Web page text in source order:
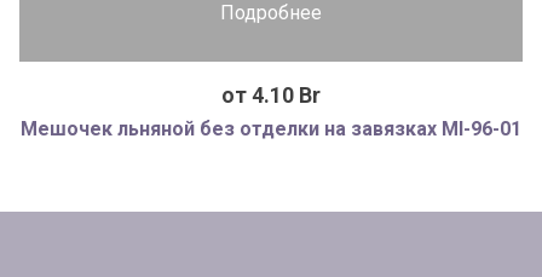
Подробнее
от 4.10 Br
Мешочек льняной без отделки на завязках MI-96-01